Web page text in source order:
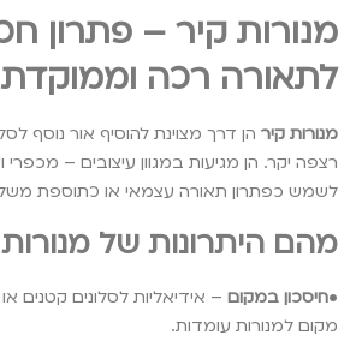
מנורות קיר – פתרון
לתאורה רכה וממוקדת
מנורות קיר הן דרך מצוינת להוסיף אור נוסף
רצפה יקר. הן מגיעות במגוון עיצובים – מכפרי
לשמש כפתרון תאורה עצמאי או כתוספת
מהם היתרונות של
•חיסכון במקום – אידיאליות לסלונים קטנים
מקום למנורות עומדות.